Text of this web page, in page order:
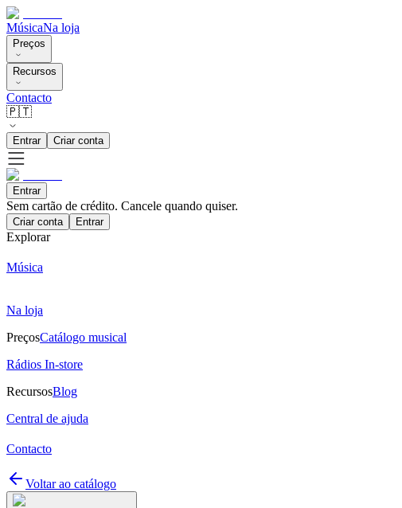
MúsicaNa loja
Preços
Recursos
Contacto
🇵🇹
Entrar Criar conta
Entrar
Sem cartão de crédito. Cancele quando quiser.
Criar conta Entrar
Explorar
Música
Na loja
PreçosCatálogo musical
Rádios In-store
RecursosBlog
Central de ajuda
Contacto
Voltar ao catálogo